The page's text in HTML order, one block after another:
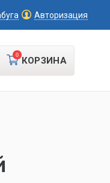
Авторизация
КОРЗИНА
0